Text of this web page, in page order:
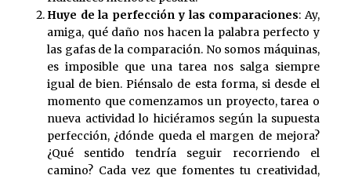
Huye de la perfección y las comparaciones: Ay,
amiga, qué daño nos hacen la palabra perfecto y
las gafas de la comparación. No somos máquinas,
es imposible que una tarea nos salga siempre
igual de bien. Piénsalo de esta forma, si desde el
momento que comenzamos un proyecto, tarea o
nueva actividad lo hiciéramos según la supuesta
perfección, ¿dónde queda el margen de mejora?
¿Qué sentido tendría seguir recorriendo el
camino? Cada vez que fomentes tu creatividad,